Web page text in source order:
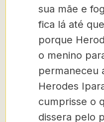
sua mãe e
fica lá até
porque
o menino
permaneceu
Herodes
cumprisse o
dissera pelo